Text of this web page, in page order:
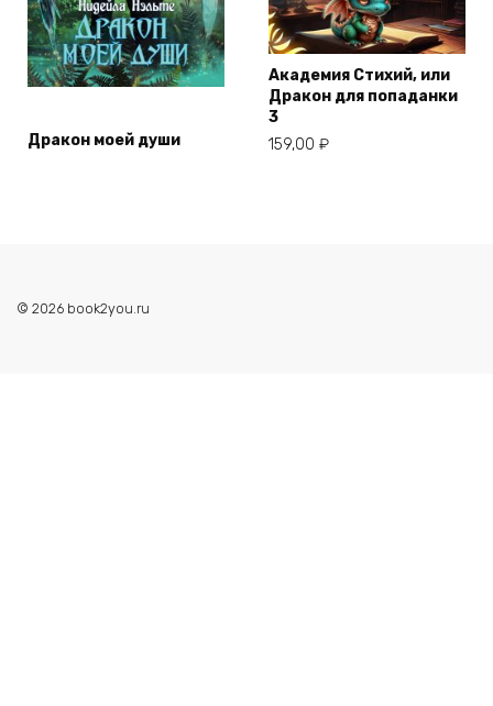
Дракон моей души
Академия Стихий, или
Дракон для попаданки
3
159,00 ₽
© 2026 book2you.ru